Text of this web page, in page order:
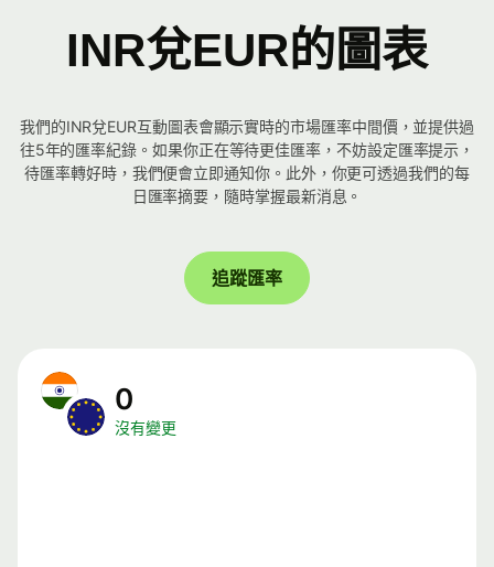
INR兌EUR的圖表
我們的INR兌EUR互動圖表會顯示實時的市場匯率中間價，並提供過
往5年的匯率紀錄。如果你正在等待更佳匯率，不妨設定匯率提示，
待匯率轉好時，我們便會立即通知你。此外，你更可透過我們的每
日匯率摘要，隨時掌握最新消息。
追蹤匯率
0
沒有變更